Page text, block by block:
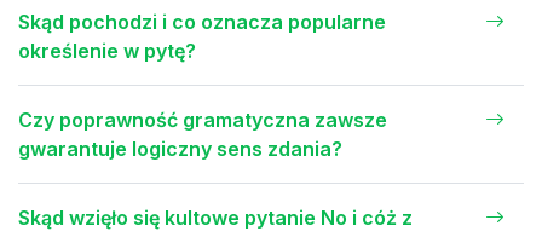
Skąd pochodzi i co oznacza popularne
określenie w pytę?
Czy poprawność gramatyczna zawsze
gwarantuje logiczny sens zdania?
Skąd wzięło się kultowe pytanie No i cóż z